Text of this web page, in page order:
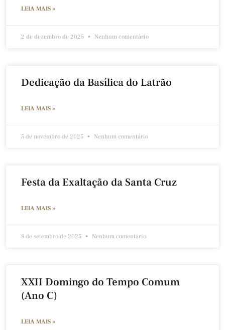
LEIA MAIS »
2 de dezembro de 2025 Nenhum comentário
Dedicação da Basílica do Latrão
LEIA MAIS »
5 de novembro de 2025 Nenhum comentário
Festa da Exaltação da Santa Cruz
LEIA MAIS »
8 de setembro de 2025 Nenhum comentário
XXII Domingo do Tempo Comum
(Ano C)
LEIA MAIS »